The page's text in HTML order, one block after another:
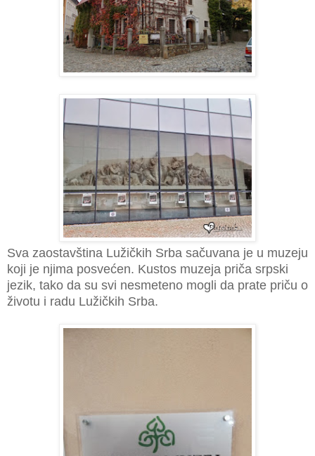
Sva zaostavština Lužičkih Srba sačuvana je u muzeju
koji je njima posvećen. Kustos muzeja priča srpski
jezik, tako da su svi nesmeteno mogli da prate priču o
životu i radu Lužičkih Srba.